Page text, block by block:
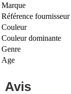
Marque
Référence fournisseur
Couleur
Couleur dominante
Genre
Age